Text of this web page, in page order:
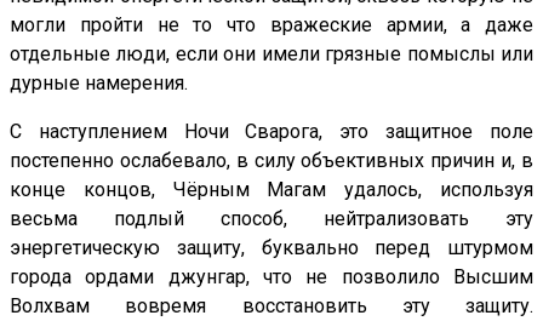
могли пройти не то что вражеские армии, а даже
отдельные люди, если они имели грязные помыслы или
дурные намерения.
С наступлением Ночи Сварога, это защитное поле
постепенно ослабевало, в силу объективных причин и, в
конце концов, Чёрным Магам удалось, используя
весьма подлый способ, нейтрализовать эту
энергетическую защиту, буквально перед штурмом
города ордами джунгар, что не позволило Высшим
Волхвам вовремя восстановить эту защиту.